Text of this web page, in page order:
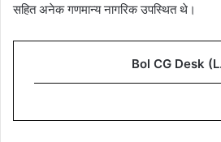
सहित अनेक गणमान्य नागरिक उपस्थित थे।
Bol CG Desk